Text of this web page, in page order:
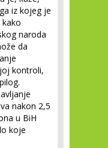
iz kojeg je
kako
naroda
da
kontroli,
nakon 2,5
u BiH
koje